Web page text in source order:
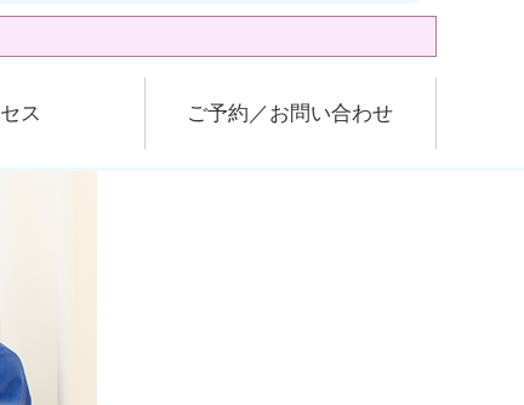
ス ご予約／お問い合わせ